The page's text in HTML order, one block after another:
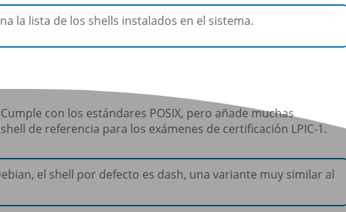
la lista de los shells instalados en el sistema.
con los estándares POSIX, pero añade muchas
de referencia para los exámenes de certificación LPIC-1.
el shell por defecto es dash, una variante muy similar al